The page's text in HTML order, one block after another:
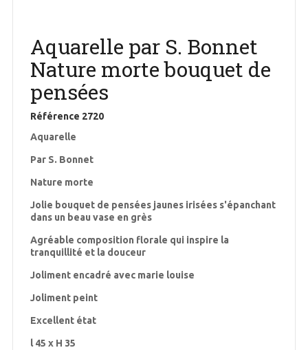
Aquarelle par S. Bonnet
Nature morte bouquet de
pensées
Référence 2720
Aquarelle
Par S. Bonnet
Nature morte
Jolie bouquet de pensées jaunes irisées s'épanchant
dans un beau vase en grès
Agréable composition florale qui inspire la
tranquillité et la douceur
Joliment encadré avec marie louise
Joliment peint
Excellent état
l 45 x H 35